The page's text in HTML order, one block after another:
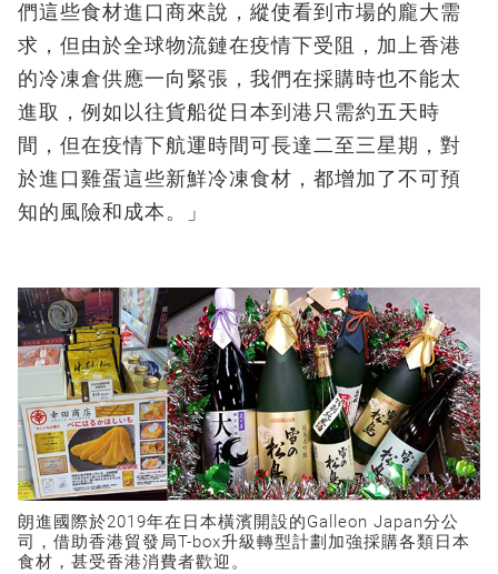
們這些食材進口商來說，縱使看到市場的龐大需
求，但由於全球物流鏈在疫情下受阻，加上香港
的冷凍倉供應一向緊張，我們在採購時也不能太
進取，例如以往貨船從日本到港只需約五天時
間，但在疫情下航運時間可長達二至三星期，對
於進口雞蛋這些新鮮冷凍食材，都增加了不可預
知的風險和成本。」
朗進國際於2019年在日本橫濱開設的Galleon Japan分公
司，借助香港貿發局T-box升級轉型計劃加強採購各類日本
食材，甚受香港消費者歡迎。